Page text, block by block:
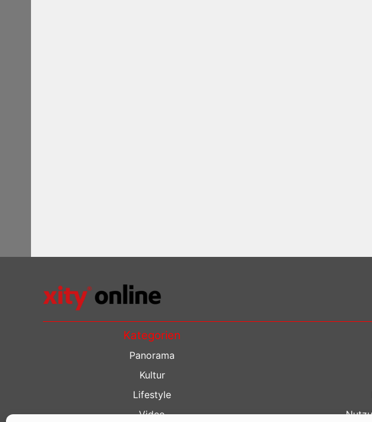
Kategorien
Panorama
Kultur
Lifestyle
Video